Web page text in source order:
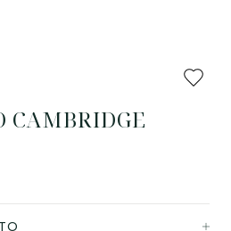
CAMBRIDGE